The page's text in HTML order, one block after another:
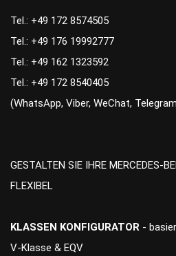
Tel.: +49 172 8574505
Tel.: +49 176 19992777
Tel.: +49 162 1323592
Tel.: +49 172 8540405
(WhatsApp, Viber, WeChat,
GESTALTEN SIE IHRE MERCEDES-
FLEXIBEL
KLASSEN KONFIGURATOR -
V-Klasse & EQV